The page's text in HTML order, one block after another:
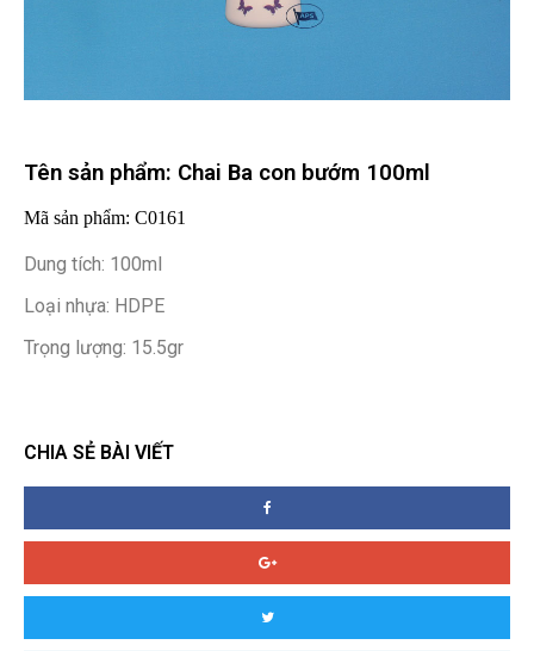
Tên sản phẩm: Chai Ba con bướm 100ml
Mã sản phẩm: C0161
Dung tích: 100ml
Loại nhựa: HDPE
Trọng lượng: 15.5gr
CHIA SẺ BÀI VIẾT